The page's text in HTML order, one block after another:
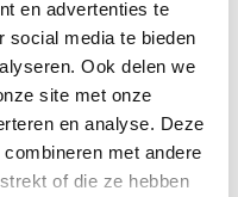
en advertenties te
social media te bieden
Ook delen we
site met onze
en analyse. Deze
met andere
of die ze hebben
zeer complexe aanvragen
om te checken of de
Zo werken we stap voor
op dewensen en